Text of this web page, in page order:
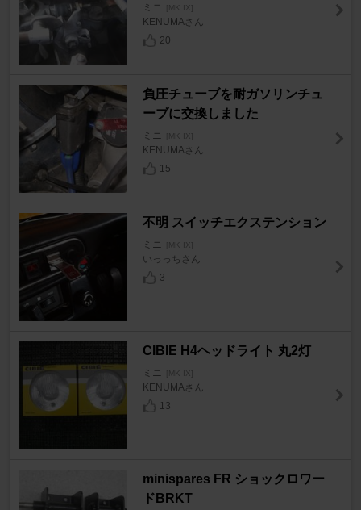
ミニ [MK IX]
KENUMAさん
20
負圧チューブを耐ガソリンチュ
ーブに交換しました
ミニ [MK IX]
KENUMAさん
15
不明 スイッチエクステンション
ミニ [MK IX]
いっっちさん
3
CIBIE H4ヘッドライト 丸2灯
ミニ [MK IX]
KENUMAさん
13
minispares FR ショックロワー
ドBRKT